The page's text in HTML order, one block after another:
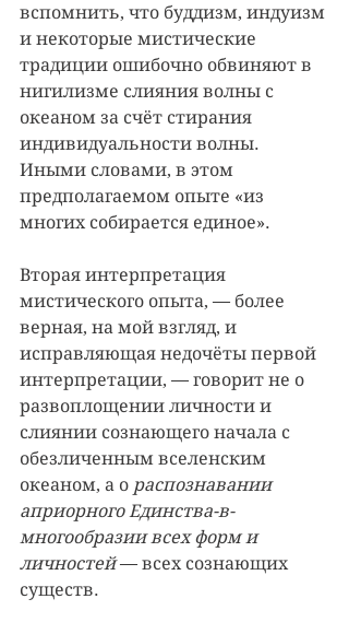
вспомнить, что буддизм, индуизм
и некоторые мистические
традиции ошибочно обвиняют в
нигилизме слияния волны с
океаном за счёт стирания
индивидуальности волны.
Иными словами, в этом
предполагаемом опыте «из
многих собирается единое».
Вторая интерпретация
мистического опыта, — более
верная, на мой взгляд, и
исправляющая недочёты первой
интерпретации, — говорит не о
развоплощении личности и
слиянии сознающего начала с
обезличенным вселенским
океаном, а о распознавании
априорного Единства-в-
многообразии всех форм и
личностей — всех сознающих
существ.